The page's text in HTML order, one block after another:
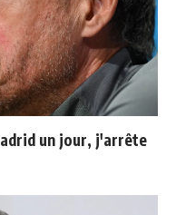
un jour, j'arrête